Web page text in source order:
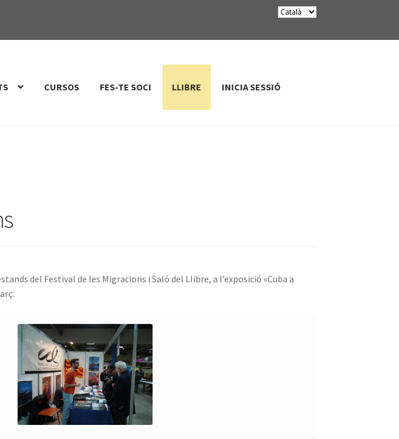
CURSOS FES-TE SOCI LLIBRE INICIA SESSIÓ
del Festival de les Migracions i Saló del Llibre, a l’exposició «Cuba a